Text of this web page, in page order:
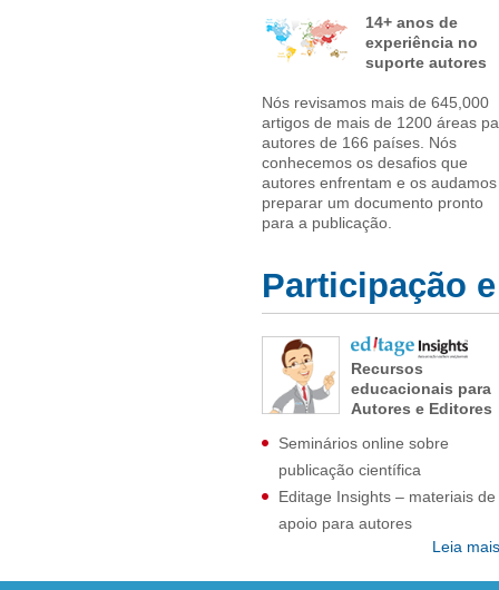
14+ anos de
experiência no
suporte autores
Nós revisamos mais de 645,000
artigos de mais de 1200 áreas
autores de 166 países. Nós
conhecemos os desafios que
autores enfrentam e os
preparar um documento pronto
para a publicação.
Participação
Recursos
educacionais para
Autores e Editores
Seminários online sobre
publicação científica
Editage Insights – materiais de
apoio para autores
Leia